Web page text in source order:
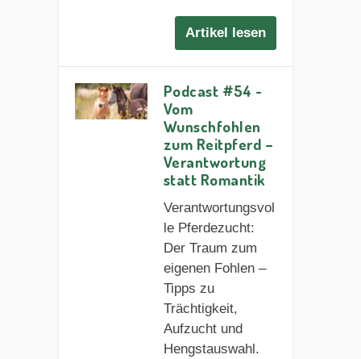
Artikel lesen
Podcast #54 -
Vom
Wunschfohlen
zum Reitpferd –
Verantwortung
statt Romantik
Verantwortungsvol
le Pferdezucht:
Der Traum zum
eigenen Fohlen –
Tipps zu
Trächtigkeit,
Aufzucht und
Hengstauswahl.